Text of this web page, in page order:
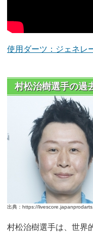
使用ダーツ：ジェネレ
村松治樹選手の過
出典：https://
村松治樹選手は、世界